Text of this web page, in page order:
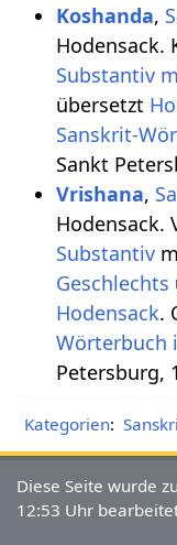
Koshanda,
Hodensack.
Substantiv
übersetzt
Sanskrit-
Sankt
Vrishana,
Hodensack.
Substantiv
Geschlechts
Hodensack.
Wörterbuch
Petersburg,
Kategorien:
Diese Seite wurde
12:53 Uhr